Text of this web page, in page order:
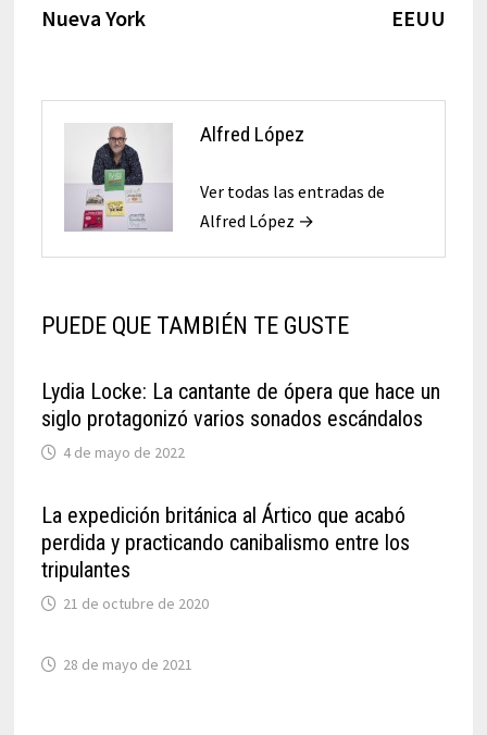
Nueva York
EEUU
Alfred López
Ver todas las entradas de
Alfred López →
PUEDE QUE TAMBIÉN TE GUSTE
Lydia Locke: La cantante de ópera que hace un
siglo protagonizó varios sonados escándalos
4 de mayo de 2022
La expedición británica al Ártico que acabó
perdida y practicando canibalismo entre los
tripulantes
21 de octubre de 2020
28 de mayo de 2021